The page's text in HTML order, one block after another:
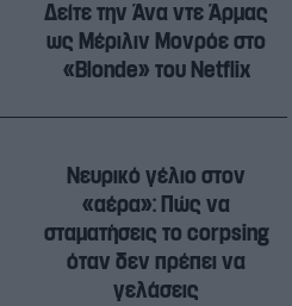
Δείτε την Άνα ντε Άρμας
ως Μέριλιν Μονρόε στο
«Blonde» του Netflix
Νευρικό γέλιο στον
«αέρα»: Πώς να
σταματήσεις το corpsing
όταν δεν πρέπει να
γελάσεις